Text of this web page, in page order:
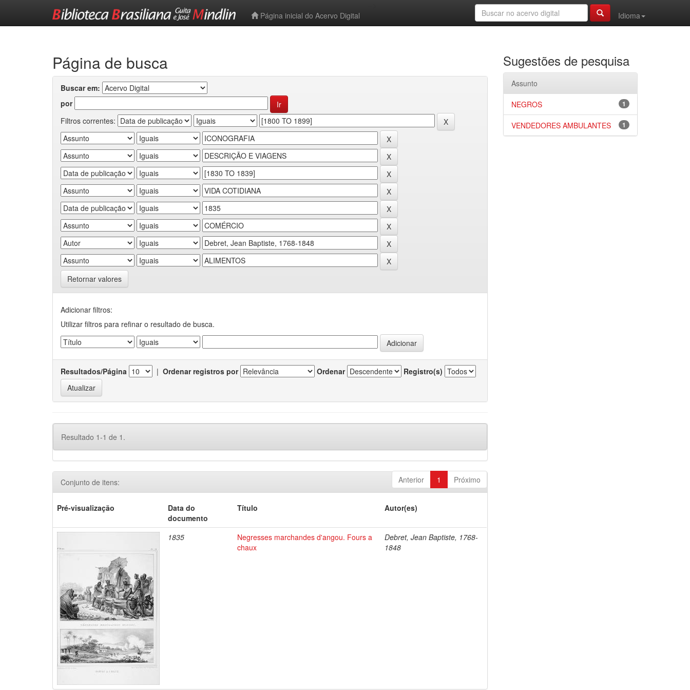
Página inicial do Acervo Digital
Idioma
Página de busca
Buscar em:
por
Filtros correntes:
Retornar valores
Adicionar filtros:
Utilizar filtros para refinar o resultado de busca.
Resultados/Página | Ordenar registros por Ordenar Registro(s)
Resultado 1-1 de 1.
Anterior 1 Próximo
Conjunto de itens:
Pré-visualização
Data do
documento
Título Autor(es)
1835
Negresses marchandes d'angou. Fours a
chaux
Debret, Jean Baptiste, 1768-
1848
Sugestões de pesquisa
Assunto
1
NEGROS
1
VENDEDORES AMBULANTES